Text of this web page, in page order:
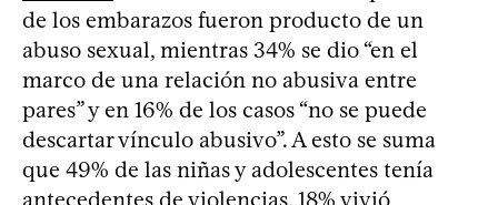
de los embarazos fueron producto de un
abuso sexual, mientras 34% se dio “en el
marco de una relación no abusiva entre
pares” y en 16% de los casos “no se puede
descartar vínculo abusivo”. A esto se suma
que 49% de las niñas y adolescentes tenía
antecedentes de violencias, 18% vivió